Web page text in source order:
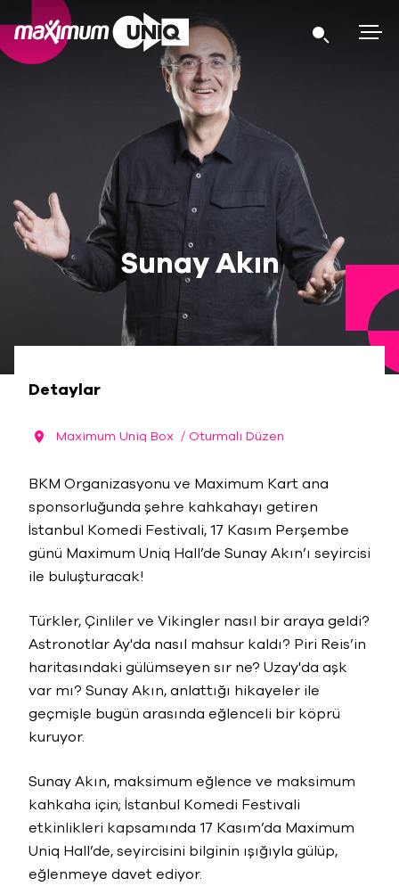
Sunay Akın
Detaylar
Maximum Uniq Box / Oturmalı Düzen
BKM Organizasyonu ve Maximum Kart ana
sponsorluğunda şehre kahkahayı getiren
İstanbul Komedi Festivali, 17 Kasım Perşembe
günü Maximum Uniq Hall’de Sunay Akın’ı seyircisi
ile buluşturacak!
Türkler, Çinliler ve Vikingler nasıl bir araya geldi?
Astronotlar Ay'da nasıl mahsur kaldı? Piri Reis’in
haritasındaki gülümseyen sır ne? Uzay'da aşk
var mı? Sunay Akın, anlattığı hikayeler ile
geçmişle bugün arasında eğlenceli bir köprü
kuruyor.
Sunay Akın, maksimum eğlence ve maksimum
kahkaha için; İstanbul Komedi Festivali
etkinlikleri kapsamında 17 Kasım’da Maximum
Uniq Hall’de, seyircisini bilginin ışığıyla gülüp,
eğlenmeye davet ediyor.